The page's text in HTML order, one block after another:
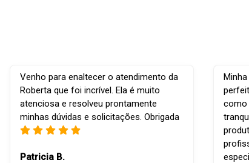
Venho para enaltecer o atendimento da
Roberta que foi incrível. Ela é muito
atenciosa e resolveu prontamente
minhas dúvidas e solicitações. Obrigada
Patricia B.
como